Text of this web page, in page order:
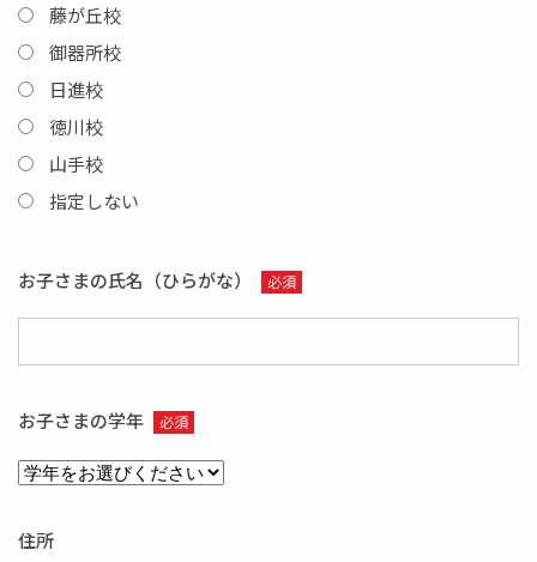
藤が丘校
御器所校
日進校
徳川校
山手校
指定しない
お子さまの氏名（ひらがな） 必須
お子さまの学年 必須
住所